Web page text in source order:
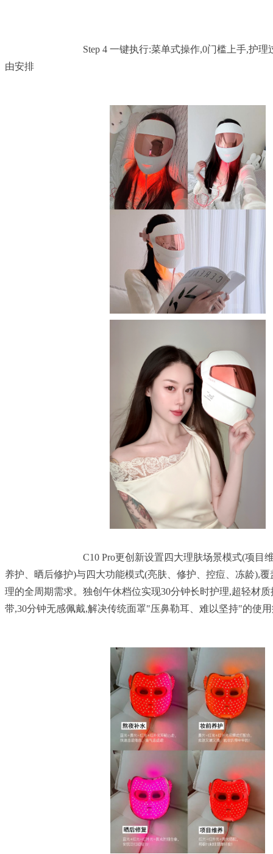
由安排
养护、晒后修护)与四大功能模式(亮肤、修护、控痘、冻龄),
理的全周期需求。独创午休档位实现30分钟长时护理,超轻材
带,30分钟无感佩戴,解决传统面罩"压鼻勒耳、难以坚持"的使